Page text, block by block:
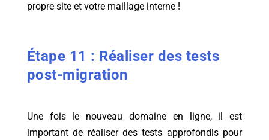
propre site et votre maillage interne !
Étape 11 : Réaliser des tests
post-migration
Une fois le nouveau domaine en ligne, il est
important de réaliser des tests approfondis pour